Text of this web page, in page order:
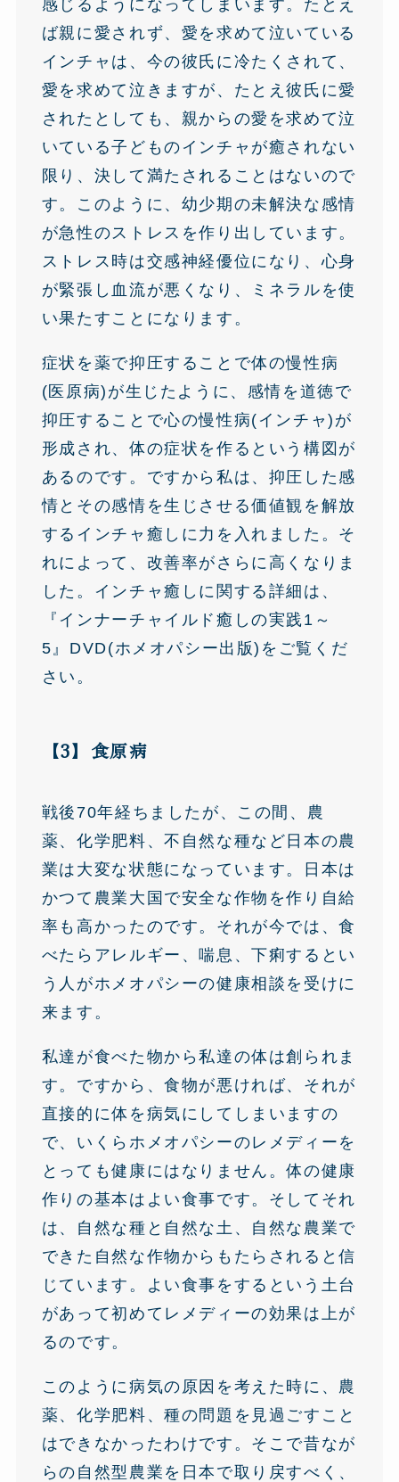
感じるようになってしまいます。たとえ
ば親に愛されず、愛を求めて泣いている
インチャは、今の彼氏に冷たくされて、
愛を求めて泣きますが、たとえ彼氏に愛
されたとしても、親からの愛を求めて泣
いている子どものインチャが癒されない
限り、決して満たされることはないので
す。このように、幼少期の未解決な感情
が急性のストレスを作り出しています。
ストレス時は交感神経優位になり、心身
が緊張し血流が悪くなり、ミネラルを使
い果たすことになります。
症状を薬で抑圧することで体の慢性病
(医原病)が生じたように、感情を道徳で
抑圧することで心の慢性病(インチャ)が
形成され、体の症状を作るという構図が
あるのです。ですから私は、抑圧した感
情とその感情を生じさせる価値観を解放
するインチャ癒しに力を入れました。そ
れによって、改善率がさらに高くなりま
した。インチャ癒しに関する詳細は、
『インナーチャイルド癒しの実践1～
5』DVD(ホメオパシー出版)をご覧くだ
さい。
【3】食原病
戦後70年経ちましたが、この間、農
薬、化学肥料、不自然な種など日本の農
業は大変な状態になっています。日本は
かつて農業大国で安全な作物を作り自給
率も高かったのです。それが今では、食
べたらアレルギー、喘息、下痢するとい
う人がホメオパシーの健康相談を受けに
来ます。
私達が食べた物から私達の体は創られま
す。ですから、食物が悪ければ、それが
直接的に体を病気にしてしまいますの
で、いくらホメオパシーのレメディーを
とっても健康にはなりません。体の健康
作りの基本はよい食事です。そしてそれ
は、自然な種と自然な土、自然な農業で
できた自然な作物からもたらされると信
じています。よい食事をするという土台
があって初めてレメディーの効果は上が
るのです。
このように病気の原因を考えた時に、農
薬、化学肥料、種の問題を見過ごすこと
はできなかったわけです。そこで昔なが
らの自然型農業を日本で取り戻すべく、